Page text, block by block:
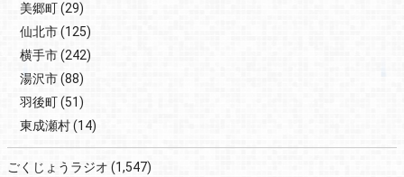
美郷町(29)
仙北市(125)
横手市(242)
湯沢市(88)
羽後町(51)
東成瀬村(14)
ごくじょうラジオ (1,547)